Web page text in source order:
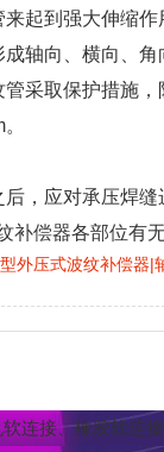
到强大伸缩作
轴向、横向、角
取保护措施，
应对承压焊缝
补偿器各部位有
外压式波纹补偿器|
连接、橡胶软连